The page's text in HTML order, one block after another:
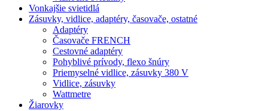
Vonkajšie svietidlá
Zásuvky, vidlice, adaptéry, časovače, ostatné
Adaptéry
Časovače FRENCH
Cestovné adaptéry
Pohyblivé prívody, flexo šnúry
Priemyselné vidlice, zásuvky 380 V
Vidlice, zásuvky
Wattmetre
Žiarovky